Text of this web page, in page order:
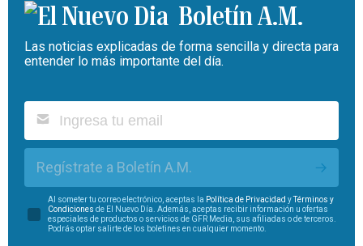
Boletín A.M.
Las noticias explicadas de forma sencilla y directa para
entender lo más importante del día.
Regístrate a Boletín A.M.
Al someter tu correo electrónico, aceptas la Política de Privacidad yTérminos y
Condiciones de El Nuevo Día. Además, aceptas recibir información u ofertas
especiales de productos o servicios de GFR Media, sus afiliadas o de terceros.
Podrás optar salirte de los boletines en cualquier momento.